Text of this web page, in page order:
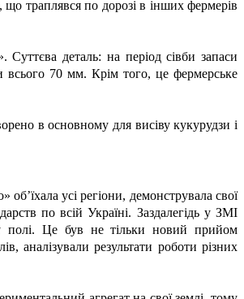
траплявся по дорозі в інших фермерів
Суттєва деталь: на період сівби запаси
всього 70 мм. Крім того, це фермерське
в основному для висіву кукурудзи і
усі регіони, демонструвала свої
по всій Україні. Заздалегідь у ЗМІ
у полі. Це був не тільки новий прийом
аналізували результати роботи різних